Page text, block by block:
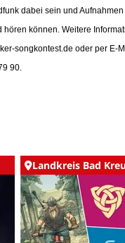
dabei sein und
hören können. Weitere
songkontest.de oder per E-
90.
Landkreis Bad